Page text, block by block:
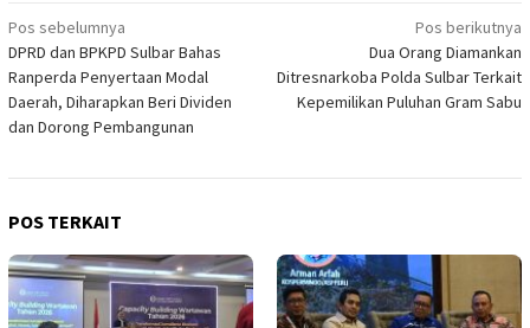
Navigasi
pos
Pos sebelumnya
DPRD dan BPKPD Sulbar Bahas
Ranperda Penyertaan Modal
Daerah, Diharapkan Beri Dividen
dan Dorong Pembangunan
Pos berikutnya
Dua Orang Diamankan
Ditresnarkoba Polda Sulbar Terkait
Kepemilikan Puluhan Gram Sabu
POS TERKAIT